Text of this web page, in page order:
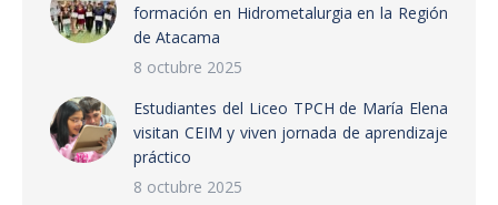
formación en Hidrometalurgia en la Región
de Atacama
8 octubre 2025
Estudiantes del Liceo TPCH de María Elena
visitan CEIM y viven jornada de aprendizaje
práctico
8 octubre 2025